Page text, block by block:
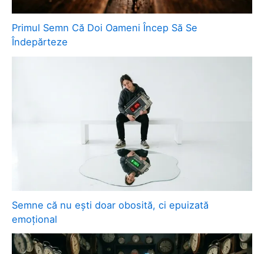
Primul Semn Că Doi Oameni Încep Să Se
Îndepărteze
Semne că nu ești doar obosită, ci epuizată
emoțional